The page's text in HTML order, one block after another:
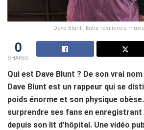
Dave Blunt : Entre résilience
0
SHARES
Qui est Dave Blunt ? De son vrai
Dave Blunt est un rappeur qui se
poids énorme et son physique
surprendre ses fans en
depuis son lit d’hôpital. Une vidéo